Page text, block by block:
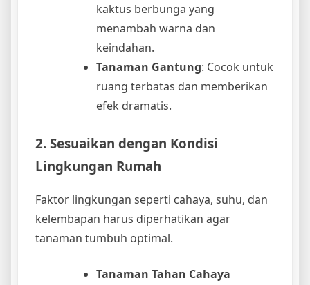
kaktus berbunga yang
menambah warna dan
keindahan.
Tanaman Gantung: Cocok untuk
ruang terbatas dan memberikan
efek dramatis.
2. Sesuaikan dengan Kondisi
Lingkungan Rumah
Faktor lingkungan seperti cahaya, suhu, dan
kelembapan harus diperhatikan agar
tanaman tumbuh optimal.
Tanaman Tahan Cahaya